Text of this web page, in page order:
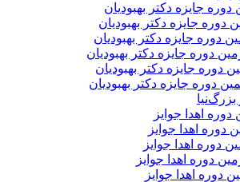
دوره جایزه دکتر بهبودیان
دوره جایزه دکتر بهبودیان
دوره جایزه دکتر بهبودیان
دوره جایزه دکتر بهبودیان
دوره جایزه دکتر بهبودیان
دوره جایزه دکتر بهبودیان
دوره اهدا جوایز
دوره اهدا جوایز
دوره اهدا جوایز
دوره اهدا جوایز
دوره اهدا جوایز